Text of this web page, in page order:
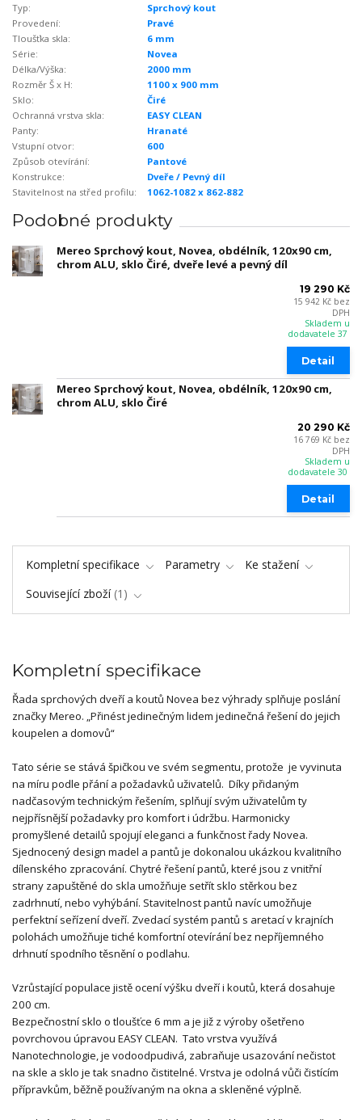
Typ:
Sprchový kout
Provedení:
Pravé
Tloušťka skla:
6 mm
Série:
Novea
Délka/Výška:
2000 mm
Rozměr Š x H:
1100 x 900 mm
Sklo:
Čiré
Ochranná vrstva skla:
EASY CLEAN
Panty:
Hranaté
Vstupní otvor:
600
Způsob otevírání:
Pantové
Konstrukce:
Dveře / Pevný díl
Stavitelnost na střed profilu:
1062-1082 x 862-882
Podobné produkty
Mereo Sprchový kout, Novea, obdélník, 120x90 cm,
chrom ALU, sklo Čiré, dveře levé a pevný díl
19 290 Kč
15 942 Kč bez
DPH
Skladem u
dodavatele 37
Detail
Mereo Sprchový kout, Novea, obdélník, 120x90 cm,
chrom ALU, sklo Čiré
20 290 Kč
16 769 Kč bez
DPH
Skladem u
dodavatele 30
Detail
Kompletní specifikace Parametry
Ke stažení
Související zboží 1
Kompletní specifikace
Řada sprchových dveří a koutů Novea bez výhrady splňuje poslání
značky Mereo. „Přinést jedinečným lidem jedinečná řešení do jejich
koupelen a domovů“
Tato série se stává špičkou ve svém segmentu, protože je vyvinuta
na míru podle přání a požadavků uživatelů. Díky přidaným
nadčasovým technickým řešením, splňují svým uživatelům ty
nejpřísnější požadavky pro komfort i údržbu. Harmonicky
promyšlené detailů spojují eleganci a funkčnost řady Novea.
Sjednocený design madel a pantů je dokonalou ukázkou kvalitního
dílenského zpracování. Chytré řešení pantů, které jsou z vnitřní
strany zapuštěné do skla umožňuje setřít sklo stěrkou bez
zadrhnutí, nebo vyhýbání. Stavitelnost pantů navíc umožňuje
perfektní seřízení dveří. Zvedací systém pantů s aretací v krajních
polohách umožňuje tiché komfortní otevírání bez nepříjemného
drhnutí spodního těsnění o podlahu.
Vzrůstající populace jistě ocení výšku dveří i koutů, která dosahuje
200 cm.
Bezpečnostní sklo o tloušťce 6 mm a je již z výroby ošetřeno
povrchovou úpravou EASY CLEAN. Tato vrstva využívá
Nanotechnologie, je vodoodpudivá, zabraňuje usazování nečistot
na skle a sklo je tak snadno čistitelné. Vrstva je odolná vůči čistícím
přípravkům, běžně používaným na okna a skleněné výplně.